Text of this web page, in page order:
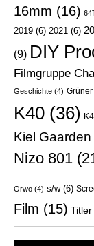
16mm (16)
2019 (6) 2021 (6)
(9) DIY
Filmgruppe
Geschichte (4) Grüner
K40 (36)
Kiel Gaarden
Nizo 801
Orwo (4) s/w(6)
Film (15) Titler